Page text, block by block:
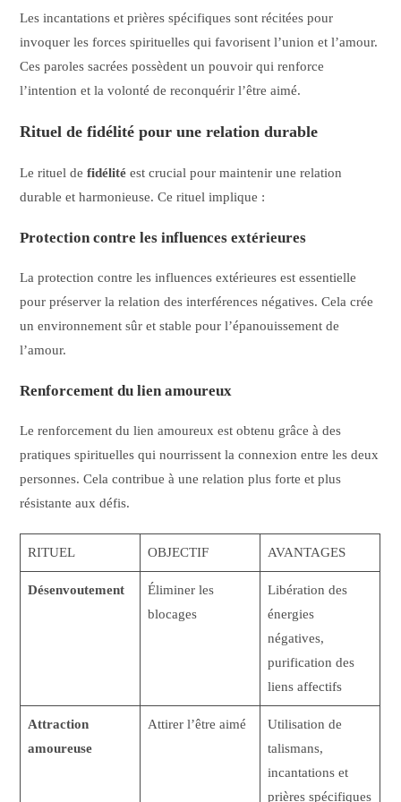
Les incantations et prières spécifiques sont récitées pour
invoquer les forces spirituelles qui favorisent l’union et l’amour.
Ces paroles sacrées possèdent un pouvoir qui renforce
l’intention et la volonté de reconquérir l’être aimé.
Rituel de fidélité pour une relation durable
Le rituel defidélité est crucial pour maintenir une relation
durable et harmonieuse. Ce rituel implique :
Protection contre les influences extérieures
La protection contre les influences extérieures est essentielle
pour préserver la relation des interférences négatives. Cela crée
un environnement sûr et stable pour l’épanouissement de
l’amour.
Renforcement du lien amoureux
Le renforcement du lien amoureux est obtenu grâce à des
pratiques spirituelles qui nourrissent la connexion entre les deux
personnes. Cela contribue à une relation plus forte et plus
résistante aux défis.
RITUEL OBJECTIF AVANTAGES
Désenvoutement
Éliminer les
blocages
Libération des
énergies
négatives,
purification des
liens affectifs
Attraction
amoureuse
Attirer l’être aimé
Utilisation de
talismans,
incantations et
prières spécifiques